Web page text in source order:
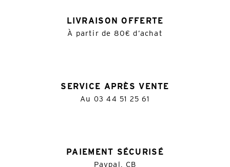
LIVRAISON OFFERTE
À partir de 80€ d’achat
SERVICE APRÈS VENTE
Au 03 44 51 25 61
PAIEMENT SÉCURISÉ
Paypal, CB